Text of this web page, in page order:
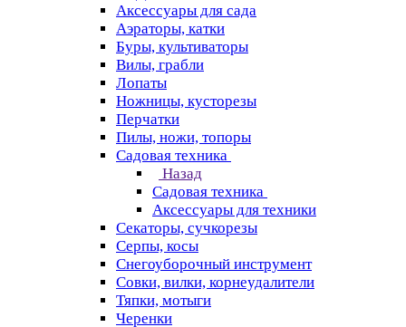
Аксессуары для сада
Аэраторы, катки
Буры, культиваторы
Вилы, грабли
Лопаты
Ножницы, кусторезы
Перчатки
Пилы, ножи, топоры
Садовая техника
Назад
Садовая техника
Аксессуары для техники
Секаторы, сучкорезы
Серпы, косы
Снегоуборочный инструмент
Совки, вилки, корнеудалители
Тяпки, мотыги
Черенки